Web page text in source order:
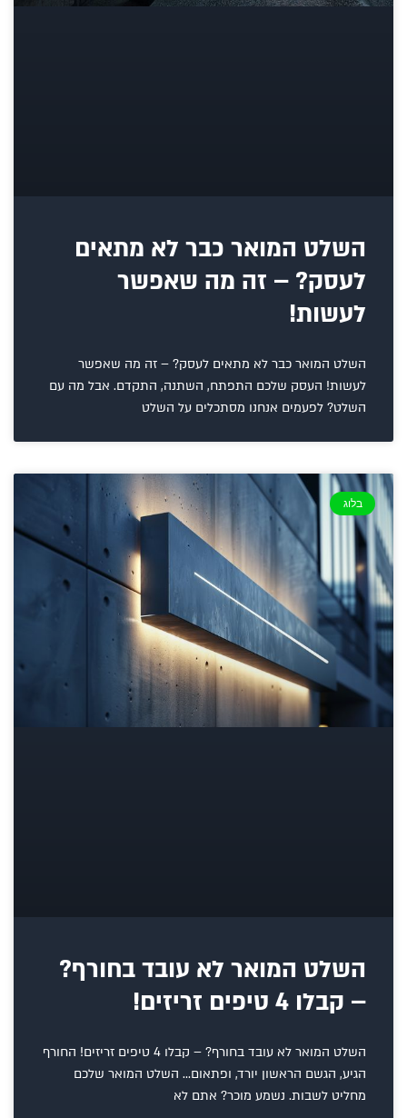
השלט המואר כבר לא מתאים
לעסק? – זה מה שאפשר
לעשות!
השלט המואר כבר לא מתאים לעסק? – זה מה שאפשר
לעשות! העסק שלכם התפתח, השתנה, התקדם. אבל מה עם
השלט? לפעמים אנחנו מסתכלים על השלט
בלוג
השלט המואר לא עובד בחורף?
– קבלו 4 טיפים זריזים!
השלט המואר לא עובד בחורף? – קבלו 4 טיפים זריזים! החורף
הגיע, הגשם הראשון יורד, ופתאום… השלט המואר שלכם
מחליט לשבות. נשמע מוכר? אתם לא